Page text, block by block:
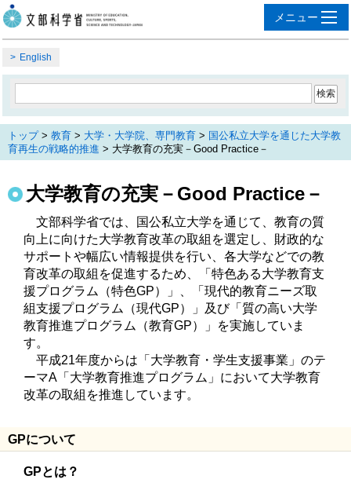
English
トップ> 教育 > 大学・大学院、専門教育 > 国公私立大学を通じた大学教
育再生の戦略的推進 > 大学教育の充実－Good Practice－
大学教育の充実－Good Practice－
文部科学省では、国公私立大学を通じて、教育の質
向上に向けた大学教育改革の取組を選定し、財政的な
サポートや幅広い情報提供を行い、各大学などでの教
育改革の取組を促進するため、「特色ある大学教育支
援プログラム（特色GP）」、「現代的教育ニーズ取
組支援プログラム（現代GP）」及び「質の高い大学
教育推進プログラム（教育GP）」を実施していま
す。
平成21年度からは「大学教育・学生支援事業」のテ
ーマA「大学教育推進プログラム」において大学教育
改革の取組を推進しています。
GPについて
GPとは？